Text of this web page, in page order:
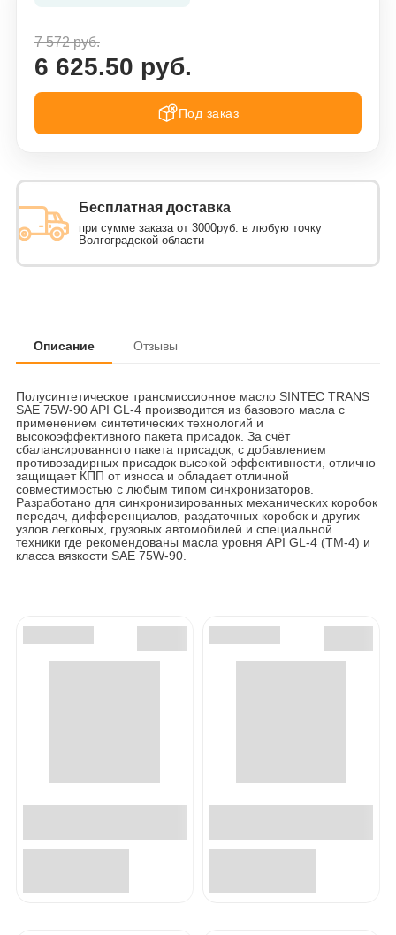
7 572 руб.
6 625.50 руб.
Под заказ
Бесплатная доставка
при сумме заказа от 3000руб. в любую точку
Волгоградской области
Описание Отзывы
Полусинтетическое трансмиссионное масло SINTEC TRANS
SAE 75W-90 API GL-4 производится из базового масла с
применением синтетических технологий и
высокоэффективного пакета присадок. За счёт
сбалансированного пакета присадок, с добавлением
противозадирных присадок высокой эффективности, отлично
защищает КПП от износа и обладает отличной
совместимостью с любым типом синхронизаторов.
Разработано для синхронизированных механических коробок
передач, дифференциалов, раздаточных коробок и других
узлов легковых, грузовых автомобилей и специальной
техники где рекомендованы масла уровня API GL-4 (ТМ-4) и
класса вязкости SAE 75W-90.